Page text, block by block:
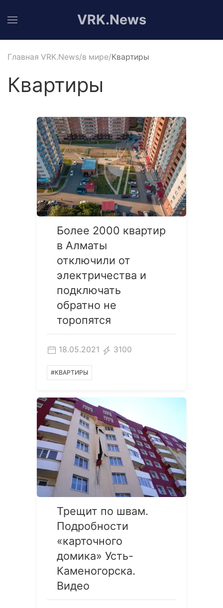
VRK.News
Главная VRK.News в мире Квартиры
Квартиры
Более 2000 квартир
в Алматы
отключили от
электричества и
подключать
обратно не
торопятся
18.05.2021 3100
#КВАРТИРЫ
Трещит по швам.
Подробности
«карточного
домика» Усть-
Каменогорска.
Видео